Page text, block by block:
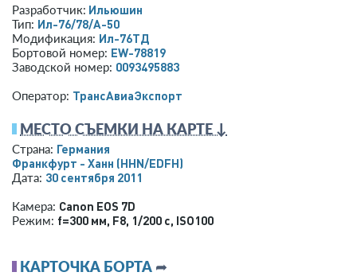
Разработчик: Ильюшин
Тип: Ил-76/78/А-50
Модификация: Ил-76ТД
Бортовой номер: EW-78819
Заводской номер: 0093495883
Оператор: ТрансАвиаЭкспорт
МЕСТО СЪЕМКИ НА КАРТЕ ↓
Страна: Германия
Франкфурт - Ханн (HHN/EDFH)
Дата: 30 сентября 2011
Камера: Canon EOS 7D
Режим: f=300 мм, F8, 1/200 с, ISO100
КАРТОЧКА БОРТА ➦